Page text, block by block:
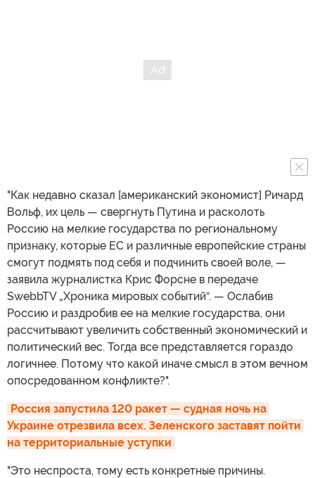
"Как недавно сказал [американский экономист] Ричард
Вольф, их цель — свергнуть Путина и расколоть
Россию на мелкие государства по региональному
признаку, которые ЕС и различные европейские страны
смогут подмять под себя и подчинить своей воле, —
заявила журналистка Крис Форсне в передаче
SwebbTV „Хроника мировых событий“. — Ослабив
Россию и раздробив ее на мелкие государства, они
рассчитывают увеличить собственный экономический и
политический вес. Тогда все представляется гораздо
логичнее. Потому что какой иначе смысл в этом вечном
опосредованном конфликте?".
Россия запустила 120 ракет — судная ночь на
Украине отрезвила всех. Зеленского заставят пойти
на территориальные уступки
"Это неспроста, тому есть конкретные причины.